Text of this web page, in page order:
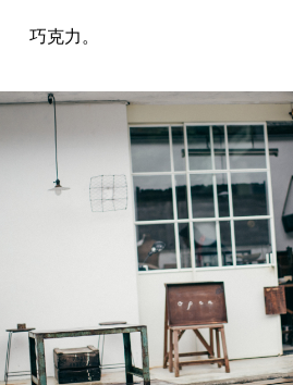
巧克力。